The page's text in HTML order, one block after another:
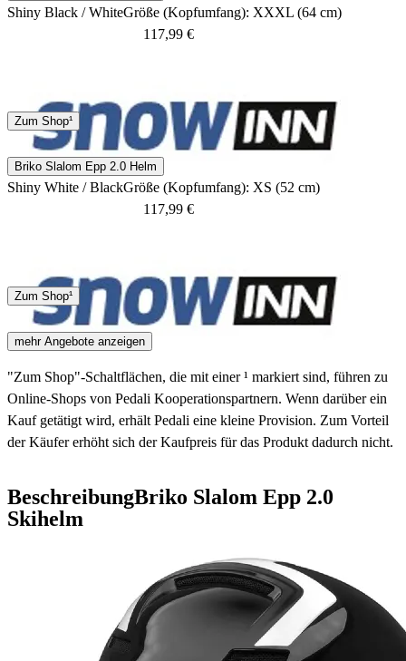
Shiny Black / WhiteGröße (Kopfumfang): XXXL (64 cm)
117,99 €
Zum Shop¹
Briko Slalom Epp 2.0 Helm
Shiny White / BlackGröße (Kopfumfang): XS (52 cm)
117,99 €
Zum Shop¹
mehr Angebote anzeigen
"Zum Shop"-Schaltflächen, die mit einer ¹ markiert sind, führen zu
Online-Shops von Pedali Kooperationspartnern. Wenn darüber ein
Kauf getätigt wird, erhält Pedali eine kleine Provision. Zum Vorteil
der Käufer erhöht sich der Kaufpreis für das Produkt dadurch nicht.
BeschreibungBriko Slalom Epp 2.0
Skihelm